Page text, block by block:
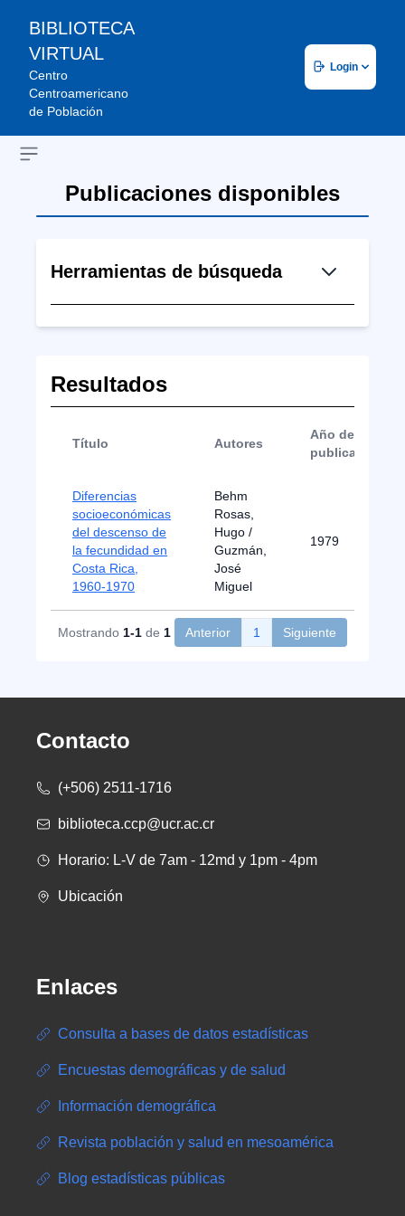
BIBLIOTECA
VIRTUAL
Centro
Centroamericano
de Población
Login
Open sidebar
Publicaciones disponibles
Herramientas de búsqueda
Resultados
Título Autores
Año de
publicación
Diferencias
socioeconómicas
del descenso de
la fecundidad en
Costa Rica,
1960-1970
Behm
Rosas,
Hugo /
Guzmán,
José
Miguel
1979
Mostrando 1-1 de 1 Anterior 1 Siguiente
Contacto
(+506) 2511-1716
biblioteca.ccp@ucr.ac.cr
Horario: L-V de 7am - 12md y 1pm - 4pm
Ubicación
Enlaces
Consulta a bases de datos estadísticas
Encuestas demográficas y de salud
Información demográfica
Revista población y salud en mesoamérica
Blog estadísticas públicas